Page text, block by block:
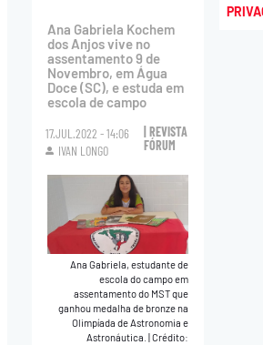
Ana Gabriela Kochem
dos Anjos vive no
assentamento 9 de
Novembro, em Água
Doce (SC), e estuda em
escola de campo
17.JUL.2022 - 14:06
IVAN LONGO
| REVISTA
FÓRUM
Ana Gabriela, estudante de
escola do campo em
assentamento do MST que
ganhou medalha de bronze na
Olimpíada de Astronomia e
Astronáutica.
Crédito: